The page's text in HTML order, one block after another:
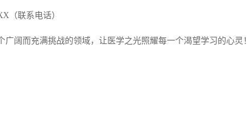
（联系电话）
阔而充满挑战的领域，让医学之光照耀每一个渴望学习的心灵！